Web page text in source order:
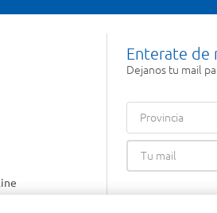
Enterate de
Dejanos tu mail
Provincia